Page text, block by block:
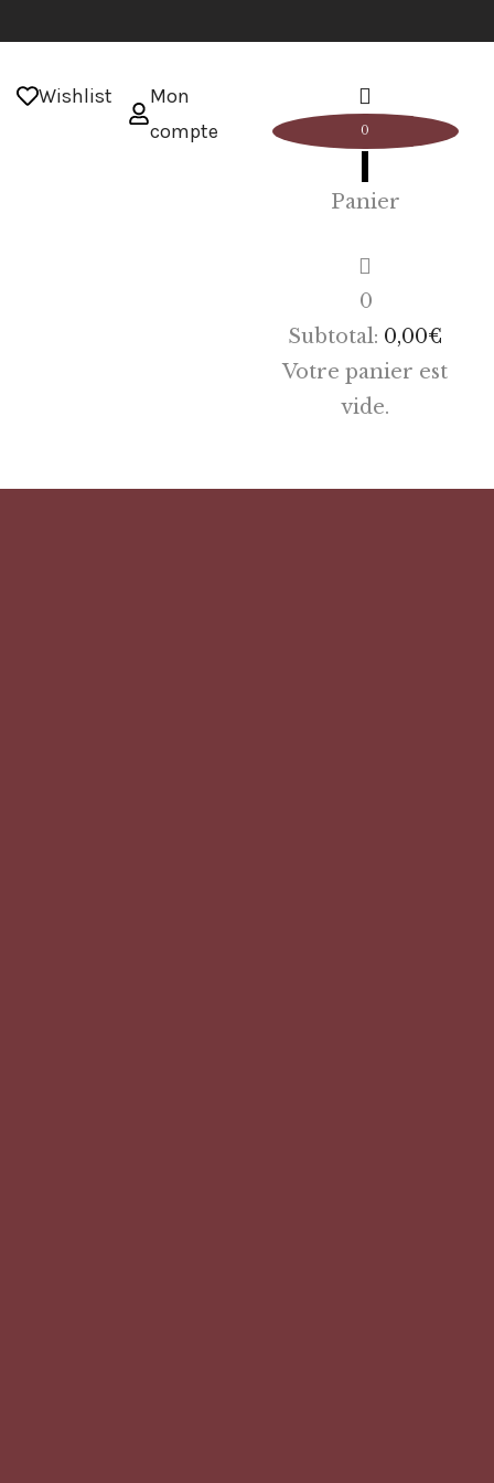
Wishlist
Mon
compte
0
Panier
0
Subtotal: 0,00€
Votre panier est
vide.